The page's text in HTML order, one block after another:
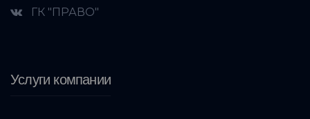
ГК "ПРАВО"
Услуги компании